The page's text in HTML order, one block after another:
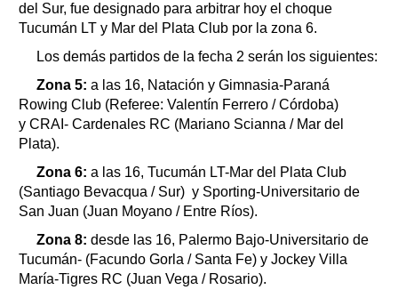
del Sur, fue designado para arbitrar hoy el choque
Tucumán LT y Mar del Plata Club por la zona 6.
Los demás partidos de la fecha 2 serán los siguientes:
Zona 5: a las 16, Natación y Gimnasia-Paraná
Rowing Club (Referee: Valentín Ferrero / Córdoba)
y CRAI- Cardenales RC (Mariano Scianna / Mar del
Plata).
Zona 6: a las 16, Tucumán LT-Mar del Plata Club
(Santiago Bevacqua / Sur) y Sporting-Universitario de
San Juan (Juan Moyano / Entre Ríos).
Zona 8: desde las 16, Palermo Bajo-Universitario de
Tucumán- (Facundo Gorla / Santa Fe) y Jockey Villa
María-Tigres RC (Juan Vega / Rosario).